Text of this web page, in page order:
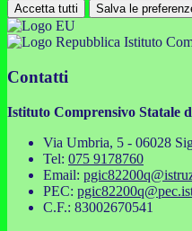
Accetta tutti Salva le
Istituto
Contatti
Istituto Comprensivo Statale
Via Umbria, 5 - 06028
Tel: 075 9178760
Email:
PEC:
C.F.: 83002670541